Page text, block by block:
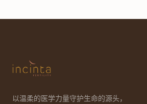
以温柔的医学力量守护生命的源头，